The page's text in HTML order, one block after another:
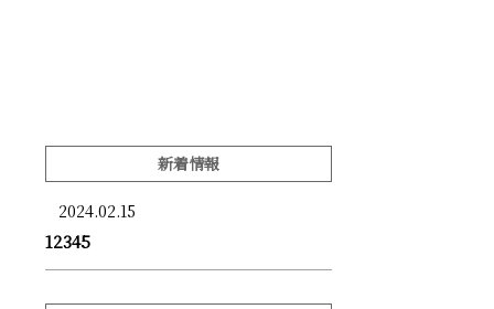
新着情報
2024.02.15
12345